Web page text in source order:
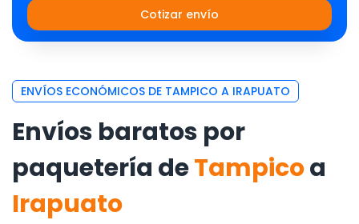
Cotizar envío
ENVÍOS ECONÓMICOS DE TAMPICO A IRAPUATO
Envíos baratos por
paquetería deTampicoa
Irapuato